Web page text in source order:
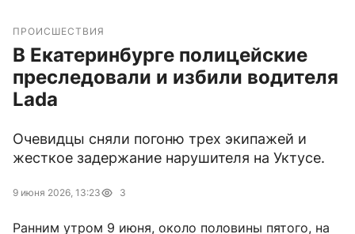
ПРОИСШЕСТВИЯ
В Екатеринбурге полицейские
преследовали и избили водителя
Lada
Очевидцы сняли погоню трех экипажей и
жесткое задержание нарушителя на Уктусе.
9 июня 2026, 13:23 3
Ранним утром 9 июня, около половины пятого, на